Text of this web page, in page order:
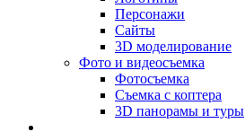
Персонажи
Сайты
3D моделирование
Фото и видеосъемка
Фотосъемка
Съемка с коптера
3D панорамы и туры